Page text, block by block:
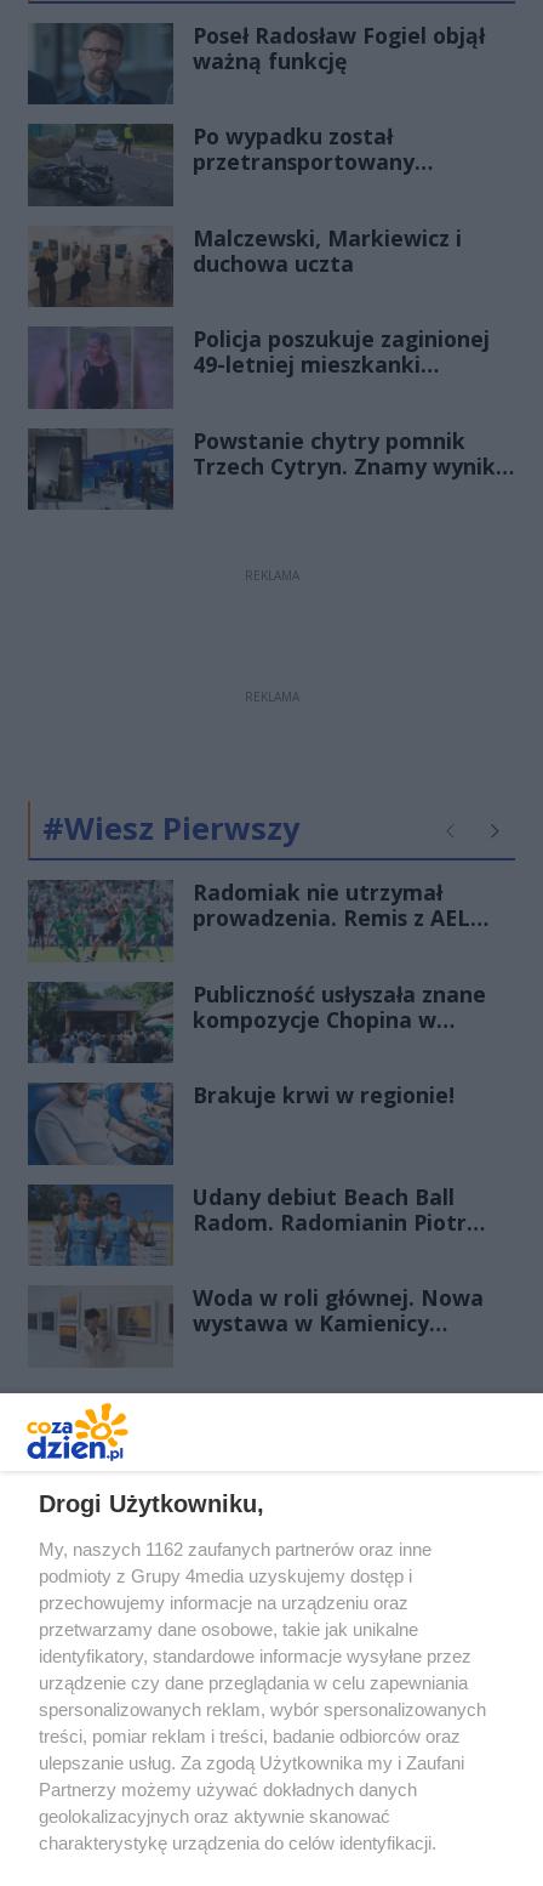
Poseł Radosław Fogiel objął
ważną funkcję
Po wypadku został
przetransportowany
Malczewski, Markiewicz i
duchowa uczta
Policja poszukuje zaginionej
49-letniej mieszkanki
Powstanie chytry pomnik
Trzech Cytryn. Znamy wyniki
REKLAMA
REKLAMA
#Wiesz Pierwszy Poprzednie
Radomiak nie utrzymał
prowadzenia. Remis z AEL
Publiczność usłyszała znane
kompozycje Chopina w
Brakuje krwi w regionie!
Udany debiut Beach Ball
Radom. Radomianin Piotr
Woda w roli głównej. Nowa
wystawa w Kamienicy
Redakcja Reklama Prywatność
Praca Łódź
the:protocol
Drogi Użytkowniku,
My, naszych 1162 zaufanych partnerów oraz inne
podmioty z Grupy 4media uzyskujemy dostęp i
przechowujemy informacje na urządzeniu oraz
przetwarzamy dane osobowe, takie jak unikalne
identyfikatory, standardowe informacje wysyłane przez
urządzenie czy dane przeglądania w celu zapewniania
spersonalizowanych reklam, wybór spersonalizowanych
treści, pomiar reklam i treści, badanie odbiorców oraz
ulepszanie usług. Za zgodą Użytkownika my i Zaufani
Partnerzy możemy używać dokładnych danych
geolokalizacyjnych oraz aktywnie skanować
charakterystykę urządzenia do celów identyfikacji.